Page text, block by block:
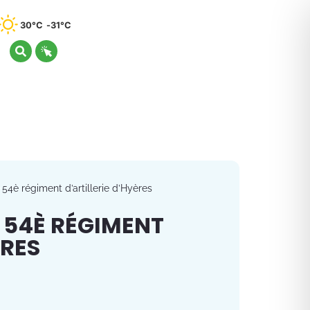
30°C 31°C
régiment d’artillerie d’Hyères
RÉGIMENT